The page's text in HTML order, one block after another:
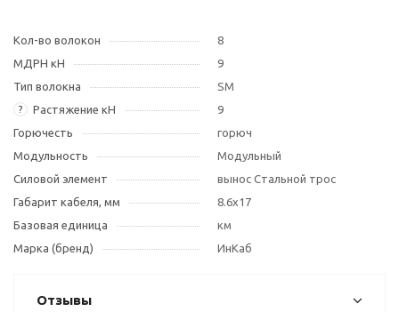
Кол-во волокон
8
МДРН кН
9
Тип волокна
SM
? Растяжение кН
9
Горючесть
горюч
Модульность
Модульный
Силовой элемент
вынос Стальной трос
Габарит кабеля, мм
8.6х17
Базовая единица
км
Марка (бренд)
ИнКаб
Отзывы